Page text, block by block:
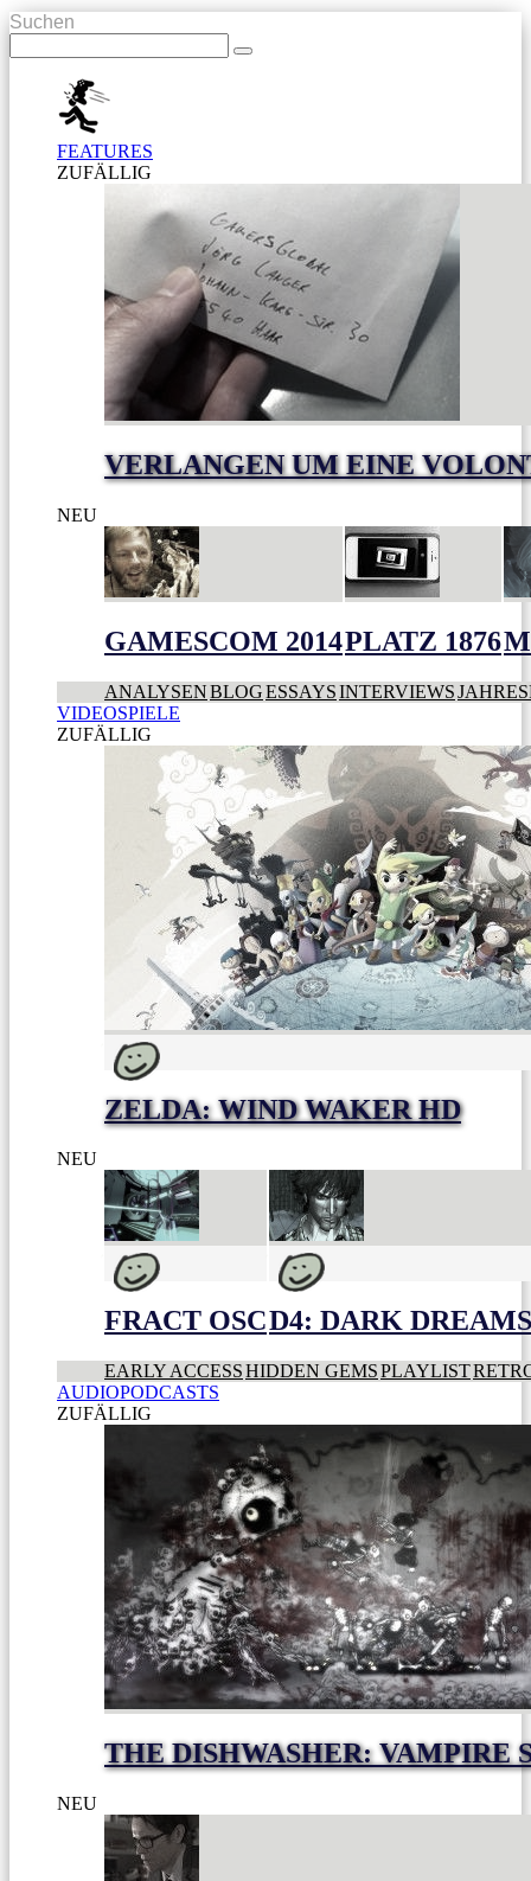
Suchen
FEATURES
ZUFÄLLIG
VERLANGEN UM EINE
NEU
GAMESCOM 2014PLATZ 1876
ANALYSENBLOGESSAYSINTERVIEWS
VIDEOSPIELE
ZUFÄLLIG
ZELDA: WIND WAKER HD
NEU
FRACT OSCD4: DARK
EARLY ACCESSHIDDEN GEMSPLAYLIST
AUDIOPODCASTS
ZUFÄLLIG
THE DISHWASHER: VAMPIRE
NEU